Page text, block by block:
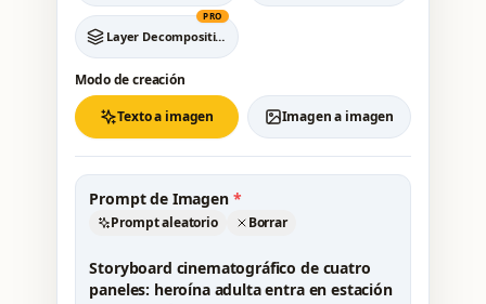
Layer Decomposition
PRO
Modo de creación
Texto a imagen
Imagen a imagen
Prompt de Imagen *
Prompt aleatorio Borrar